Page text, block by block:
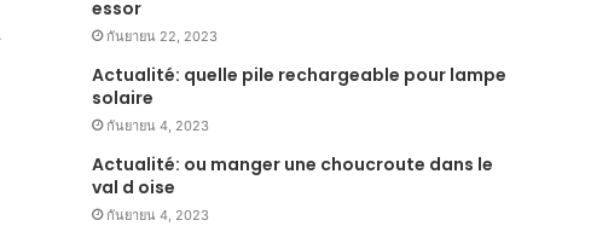
essor
กันยายน 22, 2023
Actualité: quelle pile rechargeable pour lampe
solaire
กันยายน 4, 2023
Actualité: ou manger une choucroute dans le
val d oise
กันยายน 4, 2023